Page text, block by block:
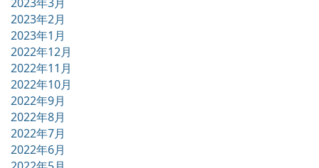
2023年2月
2023年1月
2022年12月
2022年11月
2022年10月
2022年9月
2022年8月
2022年7月
2022年6月